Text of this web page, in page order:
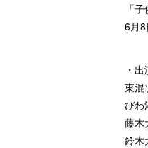
「
6月8
・
東混
びわ
藤木
鈴木